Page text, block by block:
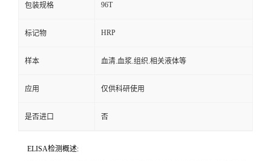
包装规格 96T
标记物 HRP
样本 血清.血浆.组织.相关液体等
应用 仅供科研使用
是否进口 否
ELISA检测概述: